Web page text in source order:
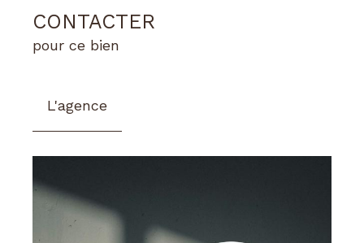
CONTACTER
pour ce bien
L'agence